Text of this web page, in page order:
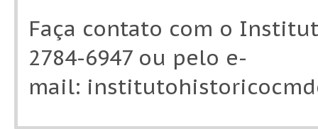
Faça contato com o
2784-6947 ou pelo e-
mail: